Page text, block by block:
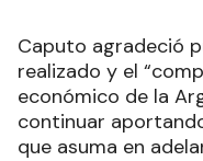
Caputo agradeció
realizado y el
económico de la
continuar
que asuma en